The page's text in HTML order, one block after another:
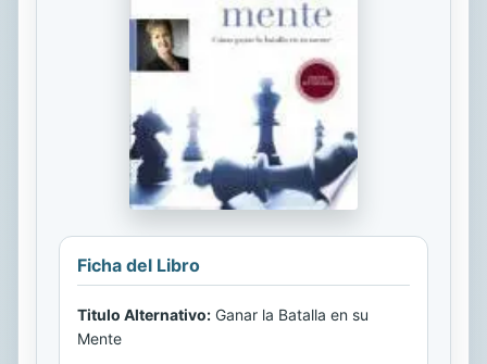
Ficha del Libro
Titulo Alternativo: Ganar la Batalla en su
Mente